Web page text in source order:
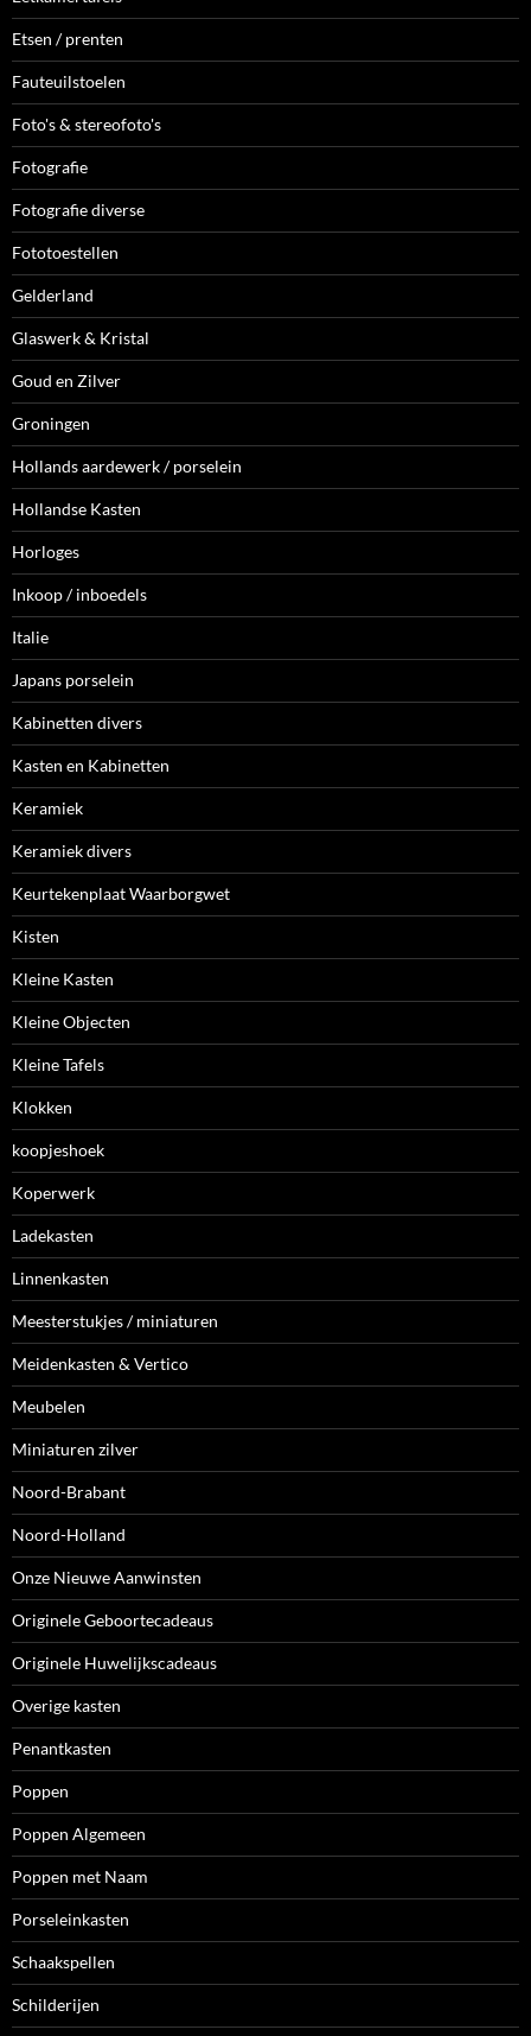
Etsen / prenten
Fauteuilstoelen
Foto's & stereofoto's
Fotografie
Fotografie diverse
Fototoestellen
Gelderland
Glaswerk & Kristal
Goud en Zilver
Groningen
Hollands aardewerk / porselein
Hollandse Kasten
Horloges
Inkoop / inboedels
Italie
Japans porselein
Kabinetten divers
Kasten en Kabinetten
Keramiek
Keramiek divers
Keurtekenplaat Waarborgwet
Kisten
Kleine Kasten
Kleine Objecten
Kleine Tafels
Klokken
koopjeshoek
Koperwerk
Ladekasten
Linnenkasten
Meesterstukjes / miniaturen
Meidenkasten & Vertico
Meubelen
Miniaturen zilver
Noord-Brabant
Noord-Holland
Onze Nieuwe Aanwinsten
Originele Geboortecadeaus
Originele Huwelijkscadeaus
Overige kasten
Penantkasten
Poppen
Poppen Algemeen
Poppen met Naam
Porseleinkasten
Schaakspellen
Schilderijen